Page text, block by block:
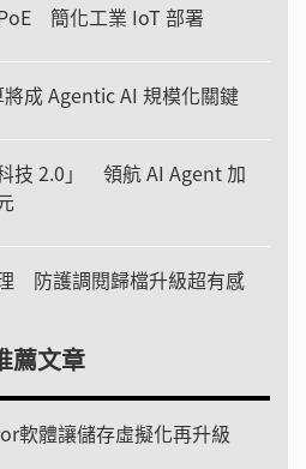
簡化工業 IoT 部署
成 Agentic AI 規模化關鍵
技 2.0」 領航 AI Agent 加
防護調閱歸檔升級超有感
薦文章
軟體讓儲存虛擬化再升級